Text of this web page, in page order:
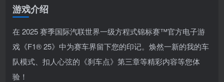
游戏介绍
在 2025 赛季国际汽联世界一级方程式锦标赛™官方电子游
戏《F1® 25》中为赛车界留下您的印记。焕然一新的我的车
队模式、扣人心弦的《刹车点》第三章等精彩内容等您体
验！